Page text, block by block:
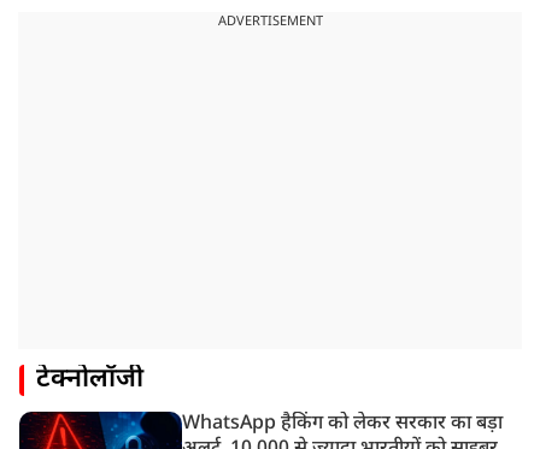
ADVERTISEMENT
टेक्नोलॉजी
WhatsApp हैकिंग को लेकर सरकार का बड़ा